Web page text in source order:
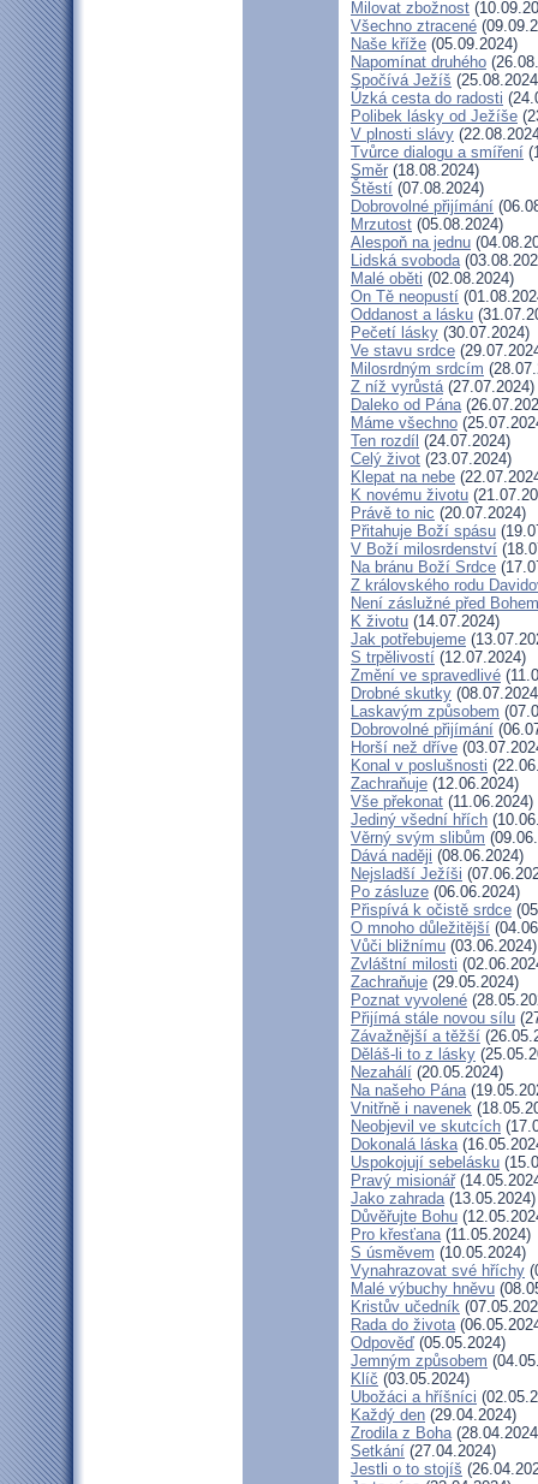
Milovat zbožnost
Všechno ztracené
Naše kříže (05.09.2024)
Napomínat druhého
Spočívá Ježíš
Úzká cesta do radosti
Polibek lásky od Ježíše
V plnosti slávy
Tvůrce dialogu a smíření
Směr (18.08.2024)
Štěstí (07.08.2024)
Dobrovolné přijímání
Mrzutost (05.08.2024)
Alespoň na jednu
Lidská svoboda
Malé oběti (02.08.2024)
On Tě neopustí
Oddanost a lásku
Pečetí lásky (30.07.2024)
Ve stavu srdce
Milosrdným srdcím
Z níž vyrůstá(27.07.2024)
Daleko od Pána
Máme všechno
Ten rozdíl (24.07.2024)
Celý život (23.07.2024)
Klepat na nebe
K novému životu
Právě to nic (20.07.2024)
Přitahuje Boží spásu
V Boží milosrdenství
Na bránu Boží Srdce
Z královského rodu
Není záslužné před Bohem
K životu (14.07.2024)
Jak potřebujeme
S trpělivostí (12.07.2024)
Změní ve spravedlivé
Drobné skutky
Laskavým způsobem
Dobrovolné přijímání
Horší než dříve
Konal v poslušnosti
Zachraňuje (12.06.2024)
Vše překonat (11.06.2024)
Jediný všední hřích
Věrný svým slibům
Dává naději (08.06.2024)
Nejsladší Ježíši
Po zásluze (06.06.2024)
Přispívá k očistě srdce
O mnoho důležitější
Vůči bližnímu (03.06.2024)
Zvláštní milosti
Zachraňuje (29.05.2024)
Poznat vyvolené
Přijímá stále novou sílu
Závažnější a těžší
Děláš-li to z lásky
Nezahálí (20.05.2024)
Na našeho Pána
Vnitřně i navenek
Neobjevil ve skutcích
Dokonalá láska
Uspokojují sebelásku
Pravý misionář
Jako zahrada(13.05.2024)
Důvěřujte Bohu
Pro křesťana(11.05.2024)
S úsměvem (10.05.2024)
Vynahrazovat své hříchy
Malé výbuchy hněvu
Kristův učedník
Rada do života
Odpověď (05.05.2024)
Jemným způsobem
Klíč (03.05.2024)
Ubožáci a hříšníci
Každý den (29.04.2024)
Zrodila z Boha
Setkání (27.04.2024)
Jestli o to stojíš